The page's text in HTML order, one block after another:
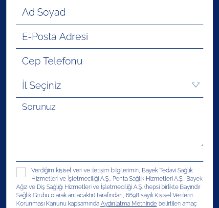
Verdiğim kişisel veri ve iletişim bilgilerimin, Bayek Tedavi Sağlık
Hizmetleri ve İşletmeciliği A.Ş., Penta Sağlık Hizmetleri A.Ş., Bayek
Ağız ve Diş Sağlığı Hizmetleri ve İşletmeciliği A.Ş. (hepsi birlikte Bayındır
Sağlık Grubu olarak anılacaktır) tarafından, 6698 sayılı Kişisel Verilerin
Korunması Kanunu kapsamında Aydınlatma Metnindebelirtilen amaç